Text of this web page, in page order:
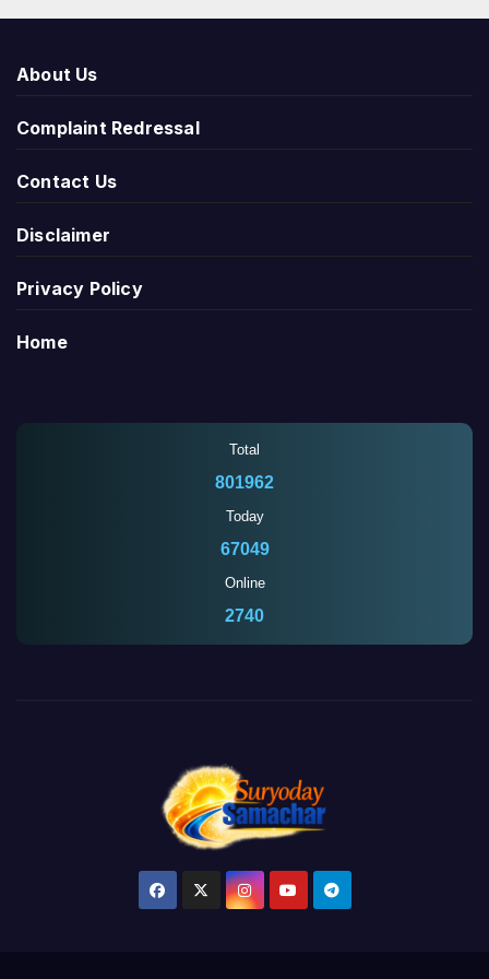
About Us
Complaint Redressal
Contact Us
Disclaimer
Privacy Policy
Home
Total
801962
Today
67049
Online
2735